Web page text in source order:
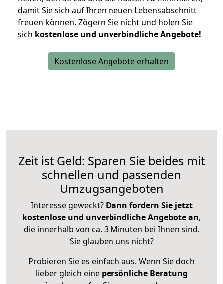
damit Sie sich auf Ihren neuen Lebensabschnitt
freuen können. Zögern Sie nicht und holen Sie
sich kostenlose und unverbindliche Angebote!
Kostenlose Angebote erhalten
Zeit ist Geld: Sparen Sie beides mit
schnellen und passenden
Umzugsangeboten
Interesse geweckt? Dann fordern Sie jetzt
kostenlose und unverbindliche Angebote an,
die innerhalb von ca. 3 Minuten bei Ihnen sind.
Sie glauben uns nicht?
Probieren Sie es einfach aus. Wenn Sie doch
lieber gleich eine persönliche Beratung